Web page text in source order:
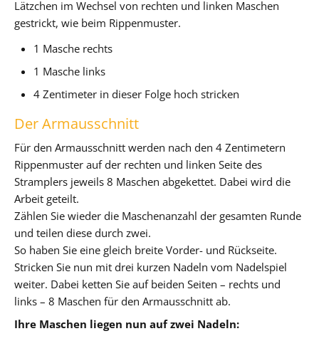
Lätzchen im Wechsel von rechten und linken Maschen
gestrickt, wie beim Rippenmuster.
1 Masche rechts
1 Masche links
4 Zentimeter in dieser Folge hoch stricken
Der Armausschnitt
Für den Armausschnitt werden nach den 4 Zentimetern
Rippenmuster auf der rechten und linken Seite des
Stramplers jeweils 8 Maschen abgekettet. Dabei wird die
Arbeit geteilt.
Zählen Sie wieder die Maschenanzahl der gesamten Runde
und teilen diese durch zwei.
So haben Sie eine gleich breite Vorder- und Rückseite.
Stricken Sie nun mit drei kurzen Nadeln vom Nadelspiel
weiter. Dabei ketten Sie auf beiden Seiten – rechts und
links – 8 Maschen für den Armausschnitt ab.
Ihre Maschen liegen nun auf zwei Nadeln: